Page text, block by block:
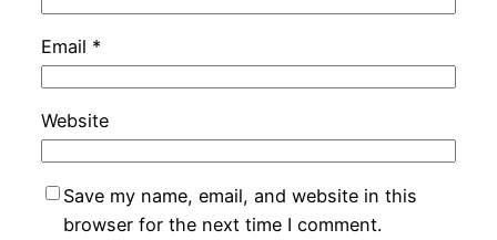
Email *
Website
Save my name, email, and website in this
browser for the next time I comment.